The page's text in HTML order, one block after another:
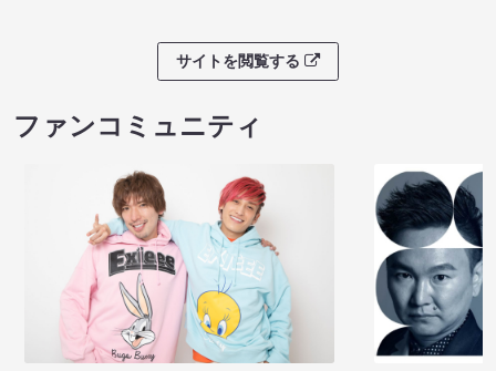
サイトを閲覧する
ファンコミュニティ